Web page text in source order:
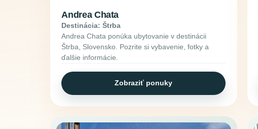
Andrea Chata
Destinácia: Štrba
Andrea Chata ponúka ubytovanie v destinácii
Štrba, Slovensko. Pozrite si vybavenie, fotky a
ďalšie informácie.
Zobraziť ponuky